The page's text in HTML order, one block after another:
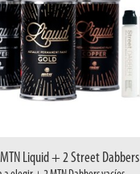
Liquid + 2 Street Dabbers